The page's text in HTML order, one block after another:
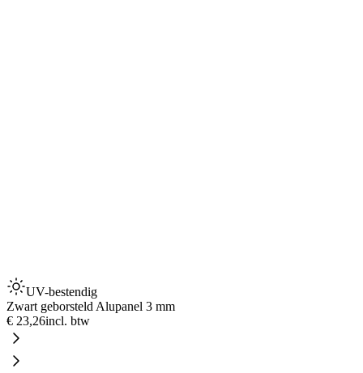
UV-bestendig
Zwart geborsteld Alupanel 3 mm
€ 23,26incl. btw